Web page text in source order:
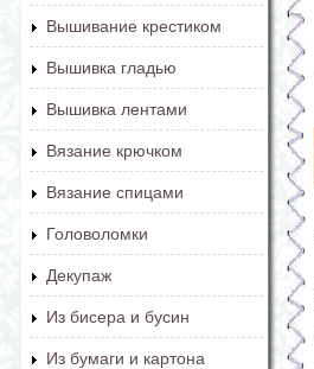
Вышивание крестиком
Вышивка гладью
Вышивка лентами
Вязание крючком
Вязание спицами
Головоломки
Декупаж
Из бисера и бусин
Из бумаги и картона